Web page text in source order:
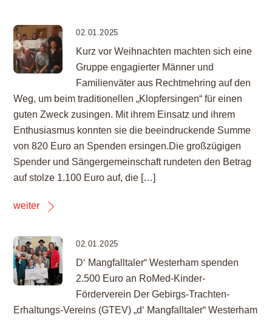
02.01.2025
Kurz vor Weihnachten machten sich eine
Gruppe engagierter Männer und
Familienväter aus Rechtmehring auf den
Weg, um beim traditionellen „Klopfersingen“ für einen
guten Zweck zusingen. Mit ihrem Einsatz und ihrem
Enthusiasmus konnten sie die beeindruckende Summe
von 820 Euro an Spenden ersingen.Die großzügigen
Spender und Sängergemeinschaft rundeten den Betrag
auf stolze 1.100 Euro auf, die […]
weiter
02.01.2025
D‘ Mangfalltaler“ Westerham spenden
2.500 Euro an RoMed-Kinder-
Förderverein Der Gebirgs-Trachten-
Erhaltungs-Vereins (GTEV) „d‘ Mangfalltaler“ Westerham